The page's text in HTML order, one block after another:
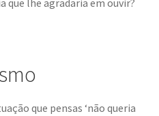
lhe agradaria em ouvir?
que pensas ‘não queria